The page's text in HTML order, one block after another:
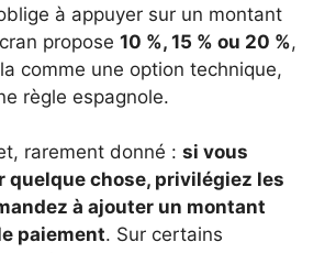
à appuyer sur un montant
propose 10 %, 15 % ou 20 %,
comme une option technique,
règle espagnole.
rarement donné : si vous
quelque chose, privilégiez les
à ajouter un montant
paiement. Sur certains